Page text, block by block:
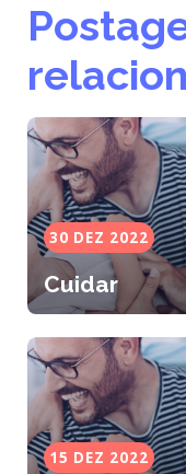
30 DEZ 2022
Cuidar
15 DEZ 2022